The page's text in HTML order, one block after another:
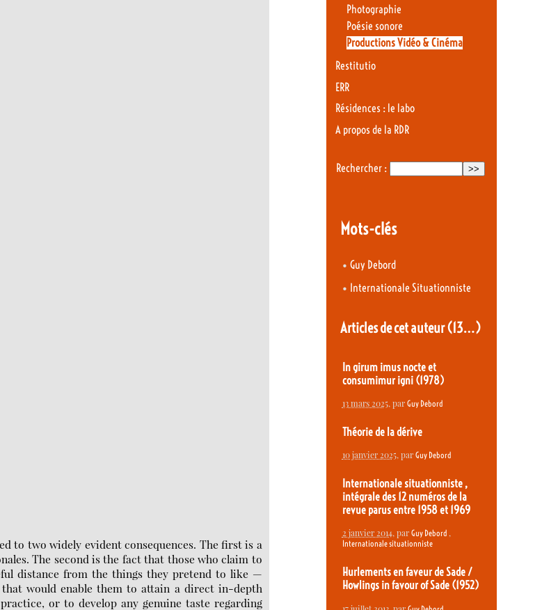
to two widely evident consequences. The first is a
The second is the fact that those who claim to
distance from the things they pretend to like —
would enable them to attain a direct in-depth
or to develop any genuine taste regarding
Photographie
Poésie sonore
Productions Vidéo & Cinéma
Restitutio
ERR
Résidences : le labo
A propos de la RDR
Rechercher :
Mots-clés
• Guy Debord
• Internationale Situationniste
Articles de cet auteur(13…)
In girum imus nocte et
consumimur igni (1978)
13 mars 2025, par Guy Debord
Théorie de la dérive
10 janvier 2025, par Guy Debord
Internationale situationniste ,
intégrale des 12 numéros de la
revue parus entre 1958 et 1969
2 janvier 2014, par Guy Debord ,
Internationale situationniste
Hurlements en faveur de Sade /
Howlings in favour of Sade (1952)